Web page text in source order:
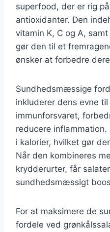
superfood, der er rig
antioxidanter. Den
vitamin K, C og A,
gør den til et
ønsker at forbedre
Sundhedsmæssige
inkluderer dens evne
immunforsvaret,
reducere
i kalorier, hvilket gør
Når den kombineres
krydderurter, får
sundhedsmæssigt
For at maksimere de
fordele ved